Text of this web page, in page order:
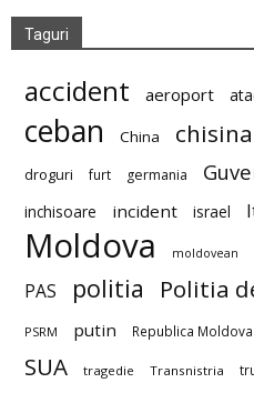
Taguri
accident aeroport
ceban China
droguri furt germania
inchisoare incident israel
Moldova moldovean
PAS politia Politia
PSRM putin Republica Moldova
SUA tragedie Transnistria